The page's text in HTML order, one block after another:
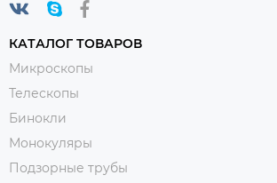
КАТАЛОГ ТОВАРОВ
Микроскопы
Телескопы
Бинокли
Монокуляры
Подзорные трубы